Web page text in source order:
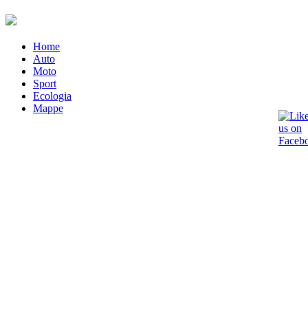
Home
Auto
Moto
Sport
Ecologia
Mappe